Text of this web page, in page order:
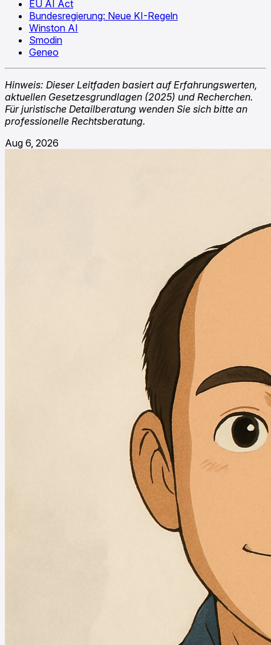
EU AI Act
Bundesregierung: Neue KI-Regeln
Winston AI
Smodin
Geneo
Hinweis: Dieser Leitfaden basiert auf Erfahrungswerten,
aktuellen Gesetzesgrundlagen (2025) und Recherchen.
Für juristische Detailberatung wenden Sie sich bitte an
professionelle Rechtsberatung.
Aug 6, 2026